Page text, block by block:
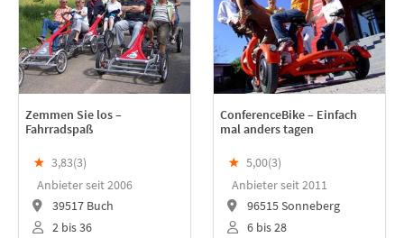
Zemmen Sie los –
Fahrradspaß
★ 3,83(3)
Anbieter seit 2006
39517 Buch
2 bis 36
ConferenceBike – Einfach
mal anders tagen
★ 5,00(3)
Anbieter seit 2011
96515 Sonneberg
6 bis 28